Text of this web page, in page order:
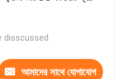
disscussed
আমাদের সাথে যোগাযোগ